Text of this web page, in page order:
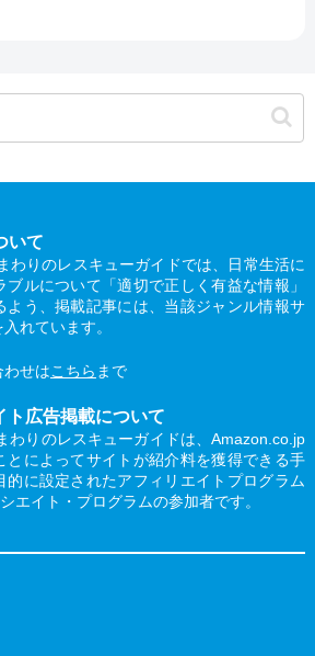
いて
わりのレスキューガイドでは、日常生活に
ルについて「適切で正しく有益な情報」
よう、掲載記事には、当該ジャンル情報サ
れています。
せはこちら まで
広告掲載について
わりのレスキューガイドは、Amazon.co.jp
とによってサイトが紹介料を獲得できる手
的に設定されたアフィリエイトプログラム
エイト・プログラムの参加者です。